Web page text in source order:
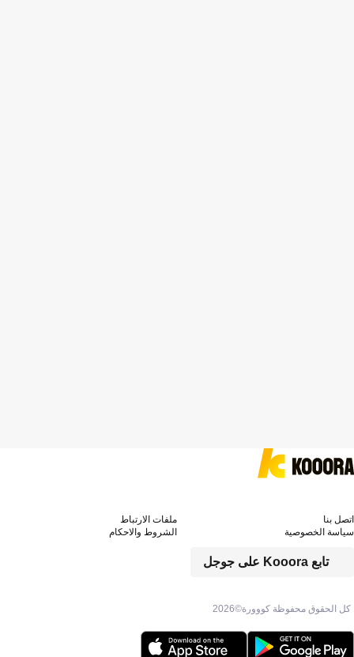
كل الحقوق محفوظة كووورة©2026
تابع Kooora على جوجل
اتصل بنا
ملفات الارتباط
سياسة الخصوصية
الشروط والاحكام